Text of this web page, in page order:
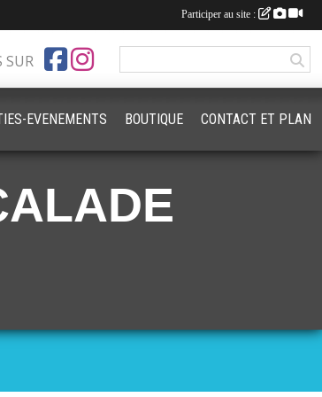
SUR
EVENEMENTS BOUTIQUE CONTACT ET PLAN
Participer au site :